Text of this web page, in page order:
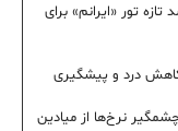
تور «ایرانم» برای
کاهش درد و پیشگیری
نرخ‌ها از میادین